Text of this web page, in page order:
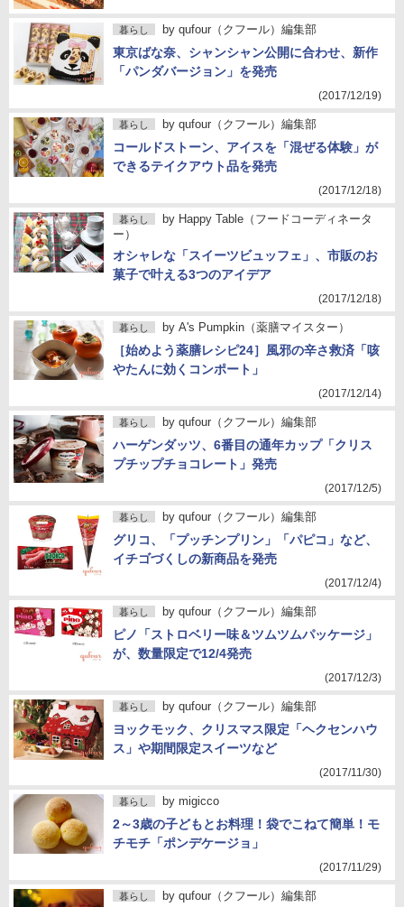
暮らし by qufour（クフール）編集部
東京ばな奈、シャンシャン公開に合わせ、新作
「パンダバージョン」を発売
(2017/12/19)
暮らし by qufour（クフール）編集部
コールドストーン、アイスを「混ぜる体験」が
できるテイクアウト品を発売
(2017/12/18)
暮らし by Happy Table（フードコーディネータ
ー）
オシャレな「スイーツビュッフェ」、市販のお
菓子で叶える3つのアイデア
(2017/12/18)
暮らし by A's Pumpkin（薬膳マイスター）
［始めよう薬膳レシピ24］風邪の辛さ救済「咳
やたんに効くコンポート」
(2017/12/14)
暮らし by qufour（クフール）編集部
ハーゲンダッツ、6番目の通年カップ「クリス
プチップチョコレート」発売
(2017/12/5)
暮らし by qufour（クフール）編集部
グリコ、「プッチンプリン」「パピコ」など、
イチゴづくしの新商品を発売
(2017/12/4)
暮らし by qufour（クフール）編集部
ピノ「ストロベリー味＆ツムツムパッケージ」
が、数量限定で12/4発売
(2017/12/3)
暮らし by qufour（クフール）編集部
ヨックモック、クリスマス限定「ヘクセンハウ
ス」や期間限定スイーツなど
(2017/11/30)
暮らし by migicco
2～3歳の子どもとお料理！袋でこねて簡単！モ
チモチ「ポンデケージョ」
(2017/11/29)
暮らし by qufour（クフール）編集部